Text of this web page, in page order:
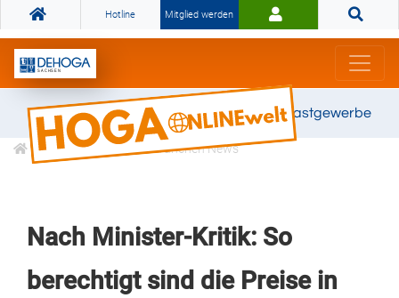
Hotline Mitglied werden
Gemeinsam stark für das Gastgewerbe
Informationen Branchen News
Nach Minister-Kritik: So
berechtigt sind die Preise in